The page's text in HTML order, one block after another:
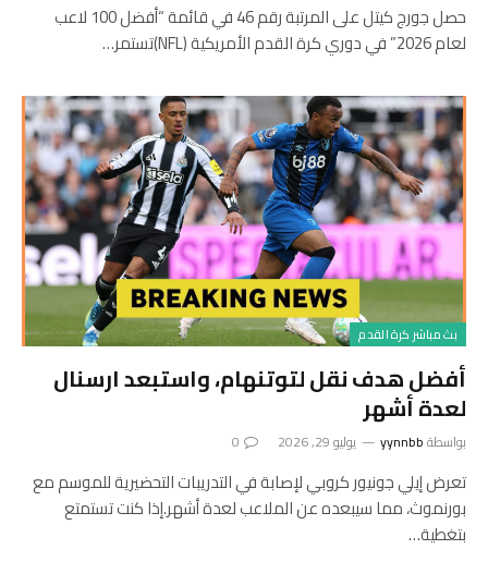
حصل جورج كيتل على المرتبة رقم 46 في قائمة “أفضل 100 لاعب
لعام 2026” في دوري كرة القدم الأمريكية (NFL)تستمر…
بث مباشر كرة القدم
أفضل هدف نقل لتوتنهام، واستبعد ارسنال
لعدة أشهر
بواسطةyynnbb يوليو 29, 2026 0
تعرض إيلي جونيور كروبي لإصابة في التدريبات التحضيرية للموسم مع
بورنموث، مما سيبعده عن الملاعب لعدة أشهر.إذا كنت تستمتع
بتغطية…